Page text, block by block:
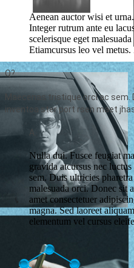
Aenean auctor wisi et
Integer rutrum ante eu
scelerisque eget
Etiamcursus leo vel
Q?
Maecenas tristique orci ac
inventoa ster port rsen maet
A.
Nulla dui. Fusce feugiat
gravida atcursus nec
sem. Duis ultricies
malesuada orci. Donec sit
amet consectetuer
magna. Sed laoreet
elementum vel cursus